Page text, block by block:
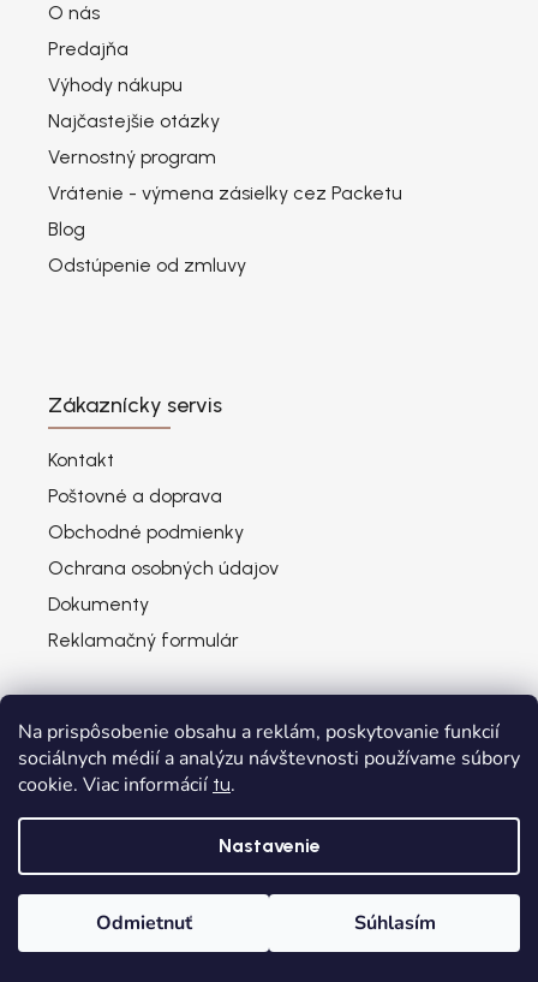
Na prispôsobenie obsahu a reklám, poskytovanie funkcií
sociálnych médií a analýzu návštevnosti používame súbory
cookie. Viac informácií tu.
Nastavenie
Odmietnuť Súhlasím
O nás
Predajňa
Výhody nákupu
Najčastejšie otázky
Vernostný program
Vrátenie - výmena zásielky cez Packetu
Blog
Odstúpenie od zmluvy
Zákaznícky servis
Kontakt
Poštovné a doprava
Obchodné podmienky
Ochrana osobných údajov
Dokumenty
Reklamačný formulár
Potrebujete poradiť?
Kontaktujte nás
+421 918 669 804
Po-Pia: 9:00 - 17:30
info@obuvkovo.sk